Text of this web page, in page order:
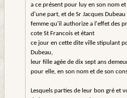
a ce présent pour luy en son nom
d'une part, et de Sr Jacques
femme qu'il authorize a l'effet des
cote St Francois et étant
ce jour en cette dite ville stipulant
Dubeau,
leur fille agée de dix sept ans
pour elle, en son nom et de son
Lesquels parties de leur bon gré et